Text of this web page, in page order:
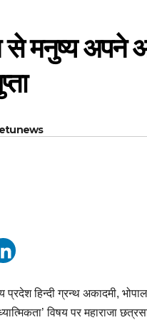
से मनुष्य अपने
प्रदेश हिन्दी ग्रन्थ अकादमी,
विषय पर महाराजा